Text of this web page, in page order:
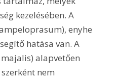
kezelésében. A
enyhe
hatása van. A
alapvetően
nem